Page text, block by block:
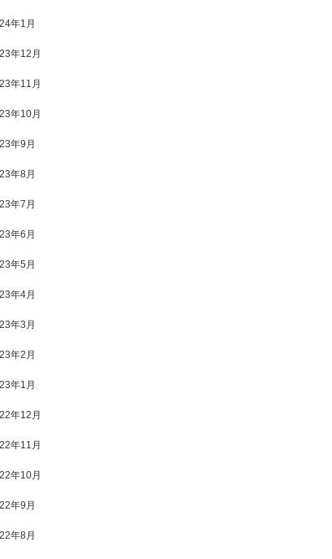
年1月
年12月
年11月
年10月
年9月
年8月
年7月
年6月
年5月
年4月
年3月
年2月
年1月
年12月
年11月
年10月
年9月
年8月